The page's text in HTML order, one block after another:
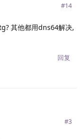
#14
其他都用dns64解决,
回复
#3